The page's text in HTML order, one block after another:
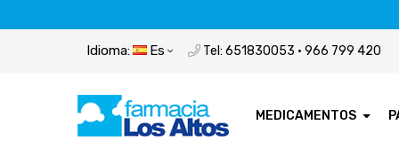
Idioma: Es Tel: 651830053 · 966 799 420
MEDICAMENTOS